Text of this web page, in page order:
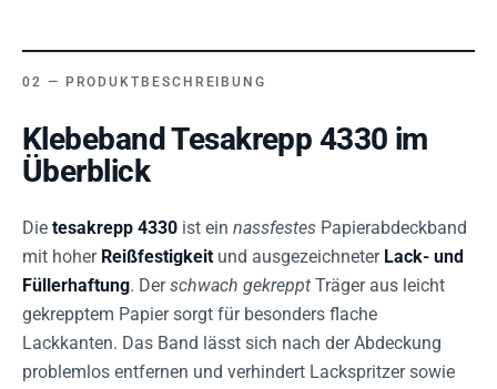
PRODUKTBESCHREIBUNG
Klebeband Tesakrepp 4330 im
Überblick
Die tesakrepp 4330 ist ein nassfestes Papierabdeckband
mit hoher Reißfestigkeit und ausgezeichneter Lack- und
Füllerhaftung. Derschwach gekreppt Träger aus leicht
gekrepptem Papier sorgt für besonders flache
Lackkanten. Das Band lässt sich nach der Abdeckung
problemlos entfernen und verhindert Lackspritzer sowie